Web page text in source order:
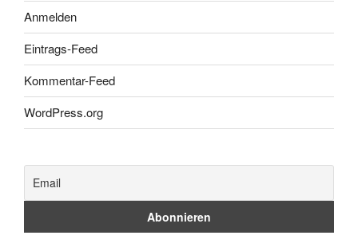
Anmelden
Eintrags-Feed
Kommentar-Feed
WordPress.org